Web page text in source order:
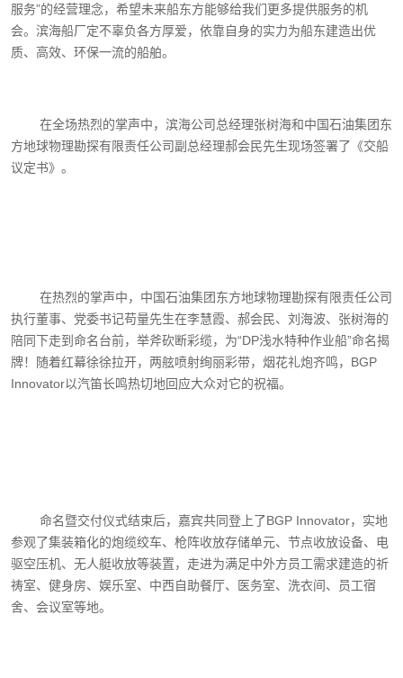
服务”的经营理念，希望未来船东方能够给我们更多提供服务的机
会。滨海船厂定不辜负各方厚爱，依靠自身的实力为船东建造出优
质、高效、环保一流的船舶。
在全场热烈的掌声中，滨海公司总经理张树海和中国石油集团东
方地球物理勘探有限责任公司副总经理郝会民先生现场签署了《交船
议定书》。
在热烈的掌声中，中国石油集团东方地球物理勘探有限责任公司
执行董事、党委书记苟量先生在李慧霞、郝会民、刘海波、张树海的
陪同下走到命名台前，举斧砍断彩缆，为“DP浅水特种作业船”命名揭
牌！随着红幕徐徐拉开，两舷喷射绚丽彩带，烟花礼炮齐鸣，BGP
Innovator以汽笛长鸣热切地回应大众对它的祝福。
命名暨交付仪式结束后，嘉宾共同登上了BGP Innovator，实地
参观了集装箱化的炮缆绞车、枪阵收放存储单元、节点收放设备、电
驱空压机、无人艇收放等装置，走进为满足中外方员工需求建造的祈
祷室、健身房、娱乐室、中西自助餐厅、医务室、洗衣间、员工宿
舍、会议室等地。